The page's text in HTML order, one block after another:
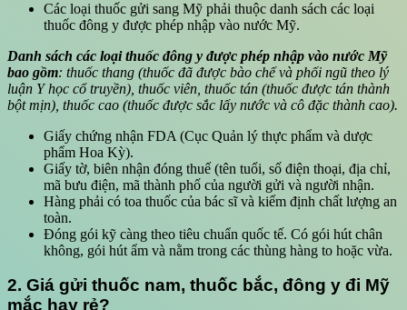
Các loại thuốc gửi sang Mỹ phải thuộc danh sách các loại
thuốc đông y được phép nhập vào nước Mỹ.
Danh sách các loại thuốc đông y được phép nhập vào nước Mỹ
bao gồm: thuốc thang (thuốc đã được bào chế và phối ngũ theo lý
luận Y học cổ truyền), thuốc viên, thuốc tán (thuốc được tán thành
bột mịn), thuốc cao (thuốc được sắc lấy nước và cô đặc thành cao).
Giấy chứng nhận FDA (Cục Quản lý thực phẩm và dược
phẩm Hoa Kỳ).
Giấy tờ, biên nhận đóng thuế (tên tuổi, số điện thoại, địa chỉ,
mã bưu điện, mã thành phố của người gửi và người nhận.
Hàng phải có toa thuốc của bác sĩ và kiểm định chất lượng an
toàn.
Đóng gói kỹ càng theo tiêu chuẩn quốc tế. Có gói hút chân
không, gói hút ẩm và nằm trong các thùng hàng to hoặc vừa.
2. Giá gửi thuốc nam, thuốc bắc, đông y đi Mỹ
mắc hay rẻ?